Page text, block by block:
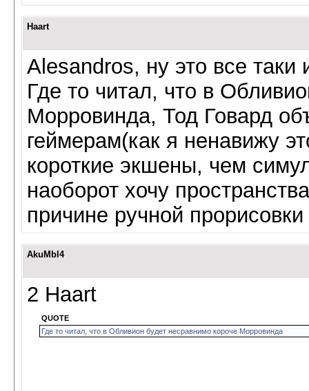
Haart
Alesandros, ну это все таки
Где то читал, что в
Морровинда, Тод Говард
геймерам(как я ненавижу
короткие экшены, чем
наоборот хочу
причине ручной
AkuMbl4
2 Haart
QUOTE
Где то читал, что в Обливион будет несравнимо короче Морровинда